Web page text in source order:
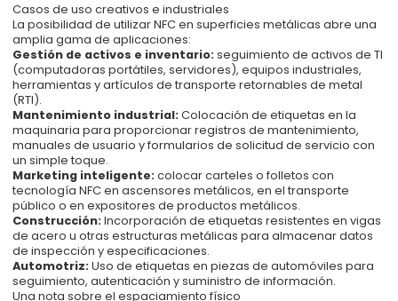
Casos de uso creativos e industriales
La posibilidad de utilizar NFC en superficies metálicas abre una
amplia gama de aplicaciones:
Gestión de activos e inventario: seguimiento de activos de TI
(computadoras portátiles, servidores), equipos industriales,
herramientas y artículos de transporte retornables de metal
(RTI).
Mantenimiento industrial: Colocación de etiquetas en la
maquinaria para proporcionar registros de mantenimiento,
manuales de usuario y formularios de solicitud de servicio con
un simple toque.
Marketing inteligente: colocar carteles o folletos con
tecnología NFC en ascensores metálicos, en el transporte
público o en expositores de productos metálicos.
Construcción: Incorporación de etiquetas resistentes en vigas
de acero u otras estructuras metálicas para almacenar datos
de inspección y especificaciones.
Automotriz: Uso de etiquetas en piezas de automóviles para
seguimiento, autenticación y suministro de información.
Una nota sobre el espaciamiento físico